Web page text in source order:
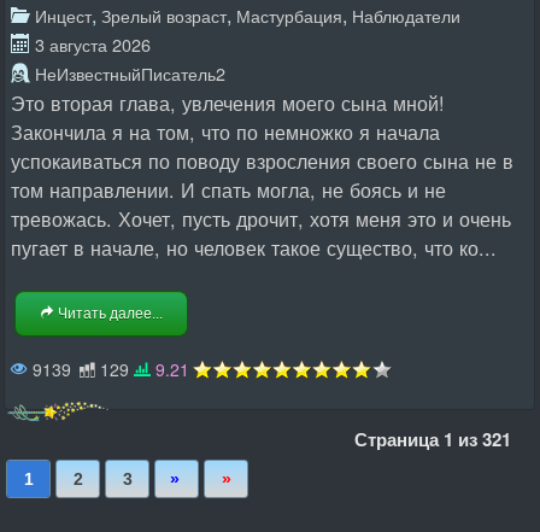
Инцест, Зрелый возраст, Мастурбация, Наблюдатели
3 августа 2026
НеИзвестныйПисатель2
Это вторая глава, увлечения моего сына мной!
Закончила я на том, что по немножко я начала
успокаиваться по поводу взросления своего сына не в
том направлении. И спать могла, не боясь и не
тревожась. Хочет, пусть дрочит, хотя меня это и очень
пугает в начале, но человек такое существо, что ко...
Читать далее...
9139 129 9.21
Страница 1 из 321
1 2 3
Вперед
Последняя